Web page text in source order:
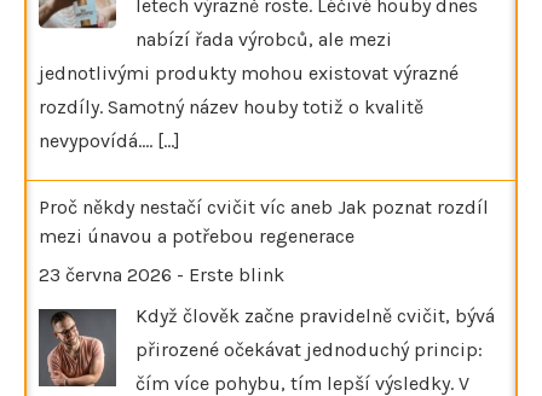
letech výrazně roste. Léčivé houby dnes
nabízí řada výrobců, ale mezi
jednotlivými produkty mohou existovat výrazné
rozdíly. Samotný název houby totiž o kvalitě
nevypovídá.… [...]
Proč někdy nestačí cvičit víc aneb Jak poznat rozdíl
mezi únavou a potřebou regenerace
23 června 2026 - Erste blink
Když člověk začne pravidelně cvičit, bývá
přirozené očekávat jednoduchý princip:
čím více pohybu, tím lepší výsledky. V